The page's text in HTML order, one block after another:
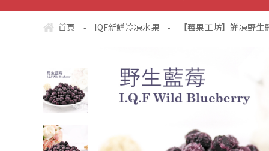
首頁 - IQF新鮮冷凍水果 - 【莓果工坊】鮮凍野